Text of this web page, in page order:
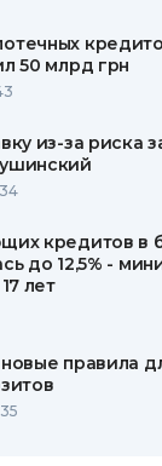
50 млрд грн
из-за риска
кредитов в
до 12,5% -
лет
правила